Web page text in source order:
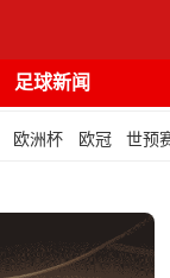
足球新闻
欧洲杯 欧冠 世预